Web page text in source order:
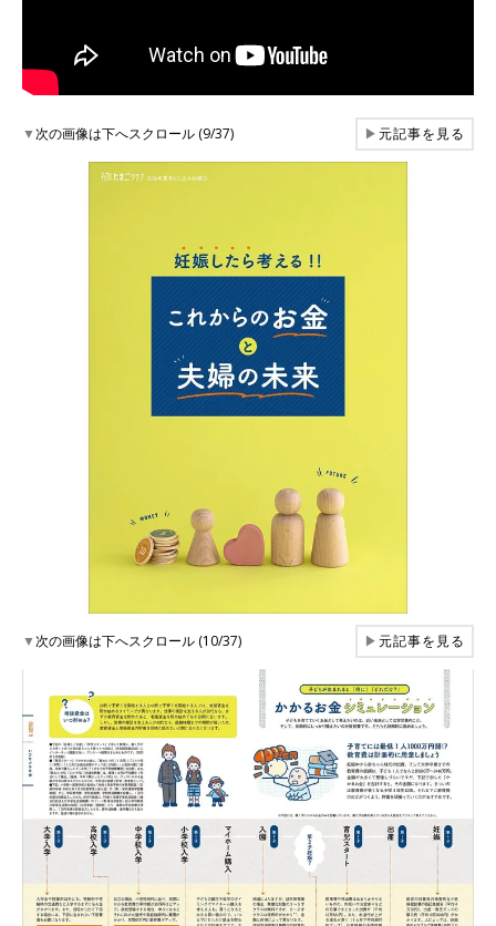
▼次の画像は下へスクロール (9/37) ▶元記事を見る
▼次の画像は下へスクロール (10/37) ▶元記事を見る